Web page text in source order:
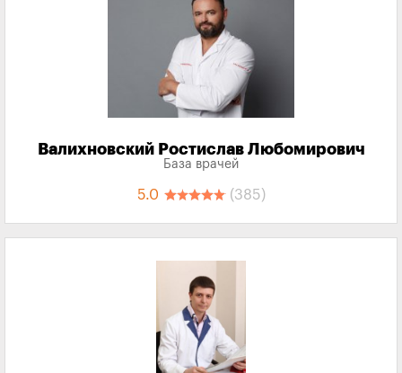
Валихновский Ростислав Любомирович
База врачей
5.0 (385)